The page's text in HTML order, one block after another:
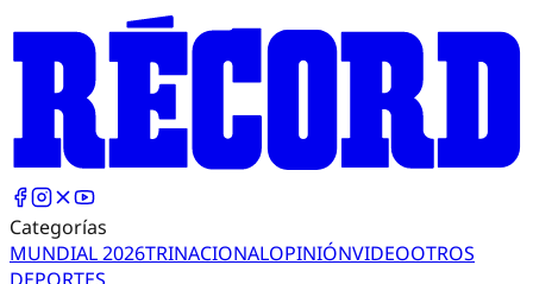
Categorías
MUNDIAL 2026TRINACIONALOPINIÓNVIDEOOTROS
DEPORTES